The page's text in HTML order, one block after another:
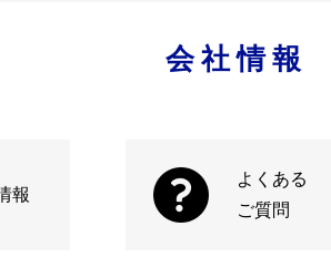
会社情報
報
よくある
ご質問